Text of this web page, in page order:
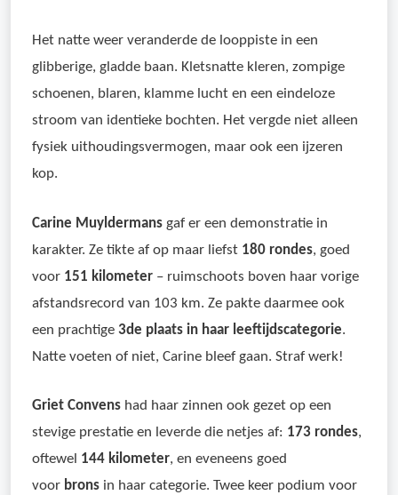
Het natte weer veranderde de looppiste in een
glibberige, gladde baan. Kletsnatte kleren, zompige
schoenen, blaren, klamme lucht en een eindeloze
stroom van identieke bochten. Het vergde niet alleen
fysiek uithoudingsvermogen, maar ook een ijzeren
kop.
Carine Muyldermans gaf er een demonstratie in
karakter. Ze tikte af op maar liefst 180 rondes, goed
voor 151 kilometer – ruimschoots boven haar vorige
afstandsrecord van 103 km. Ze pakte daarmee ook
een prachtige 3de plaats in haar leeftijdscategorie.
Natte voeten of niet, Carine bleef gaan. Straf werk!
Griet Convens had haar zinnen ook gezet op een
stevige prestatie en leverde die netjes af: 173 rondes,
oftewel 144 kilometer, en eveneens goed
voor brons in haar categorie. Twee keer podium voor